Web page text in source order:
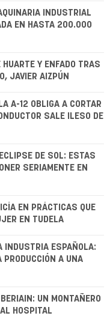
INDUSTRIAL
EN HASTA 200.000
Y ENFADO TRAS
JAVIER AIZPÚN
A-12 OBLIGA A CORTAR
SALE ILESO DE
DE SOL: ESTAS
SERIAMENTE EN
EN PRÁCTICAS QUE
EN TUDELA
INDUSTRIA ESPAÑOLA:
PRODUCCIÓN A UNA
UN MONTAÑERO
HOSPITAL